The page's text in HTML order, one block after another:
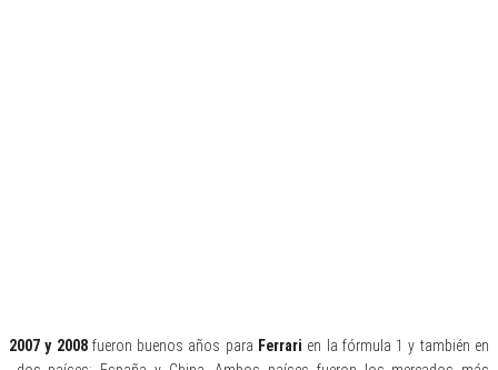
2007 y 2008fueron buenos años para Ferrari en la fórmula 1 y también en